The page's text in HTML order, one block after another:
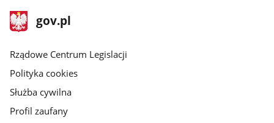
stopka
gov.plStrona
gov.pl
Rządowe Centrum Legislacji
Polityka cookies
Służba cywilna
Profil zaufany